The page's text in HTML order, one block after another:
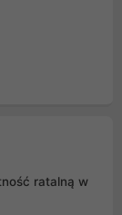
ratalną w